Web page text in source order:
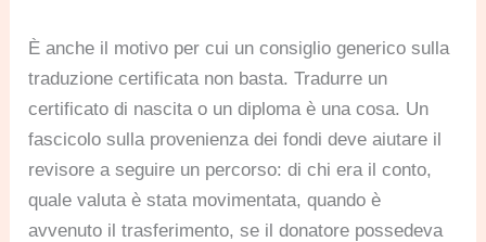
È anche il motivo per cui un consiglio generico sulla
traduzione certificata non basta. Tradurre un
certificato di nascita o un diploma è una cosa. Un
fascicolo sulla provenienza dei fondi deve aiutare il
revisore a seguire un percorso: di chi era il conto,
quale valuta è stata movimentata, quando è
avvenuto il trasferimento, se il donatore possedeva